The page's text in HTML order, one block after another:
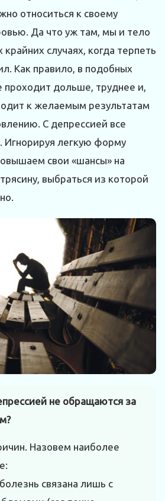
относиться к своему
Да что уж там, мы и тело
случаях, когда терпеть
Как правило, в подобных
проходит дольше, труднее и,
к желаемым результатам
С депрессией все
Игнорируя легкую форму
свои «шансы» на
выбраться из которой
не обращаются за
Назовем наиболее
связана лишь с